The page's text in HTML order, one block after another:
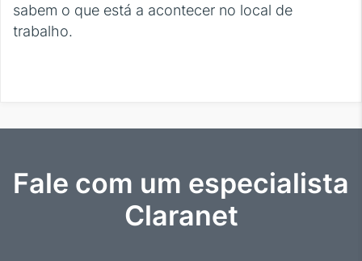
sabem o que está a acontecer no local de
trabalho.
Fale com um especialista
Claranet